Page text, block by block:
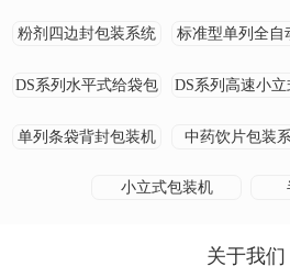
粉剂四边封包装系统
标准型单列全自
DS系列水平式给袋包
DS系列高速小立
单列条袋背封包装机
中药饮片包装
小立式包装机
关于我们